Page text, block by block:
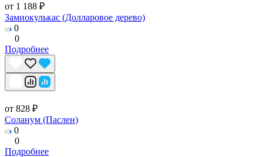
от 1 188 ₽
Замиокулькас (Долларовое дерево)
0
0
Подробнее
от 828 ₽
Соланум (Паслен)
0
0
Подробнее